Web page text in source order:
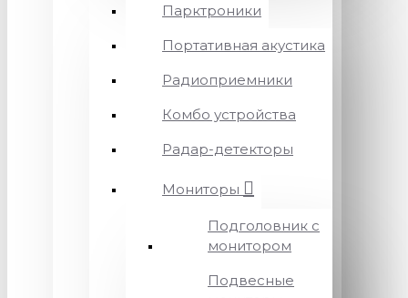
Парктроники
Портативная акустика
Радиоприемники
Комбо устройства
Радар-детекторы
Мониторы
Подголовник с
монитором
Подвесные